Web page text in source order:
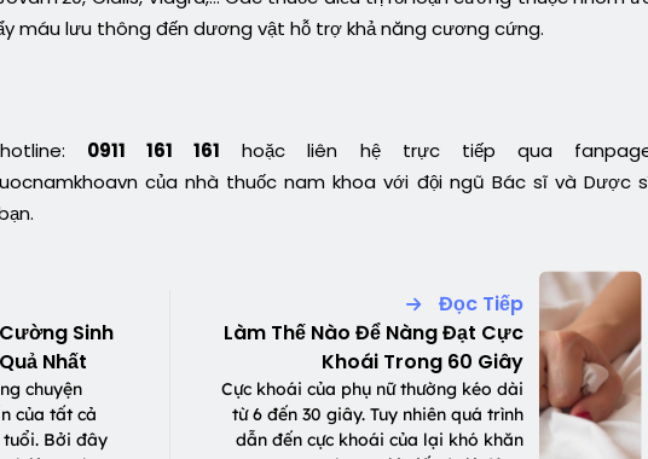
máu lưu thông đến dương vật hỗ trợ khả năng cương cứng.
0911 161 161 hoặc liên hệ trực tiếp qua
của nhà thuốc nam khoa với đội ngũ Bác sĩ và Dược
Sinh
Nhất
chuyện
của tất cả
Bởi đây
Đọc Tiếp
Làm Thế Nào Để Nàng Đạt Cực
Khoái Trong 60 Giây
Cực khoái của phụ nữ thường kéo dài
từ 6 đến 30 giây. Tuy nhiên quá trình
dẫn đến cực khoái của lại khó khăn